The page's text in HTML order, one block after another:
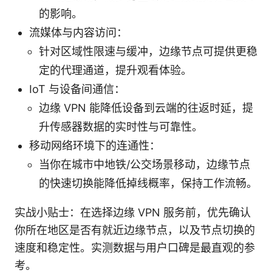
的影响。
流媒体与内容访问：
针对区域性限速与缓冲，边缘节点可提供更稳
定的代理通道，提升观看体验。
IoT 与设备间通信：
边缘 VPN 能降低设备到云端的往返时延，提
升传感器数据的实时性与可靠性。
移动网络环境下的连通性：
当你在城市中地铁/公交场景移动，边缘节点
的快速切换能降低掉线概率，保持工作流畅。
实战小贴士：在选择边缘 VPN 服务前，优先确认
你所在地区是否有就近边缘节点，以及节点切换的
速度和稳定性。实测数据与用户口碑是最直观的参
考。